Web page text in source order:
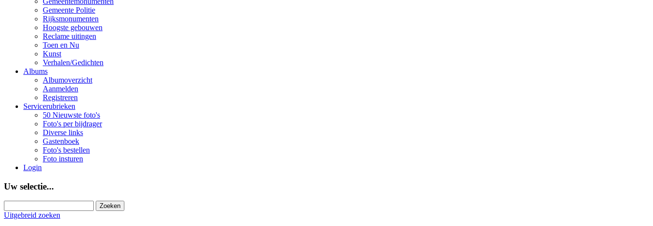
Gemeente Politie
Rijksmonumenten
Hoogste gebouwen
Reclame uitingen
Toen en Nu
Kunst
Verhalen/Gedichten
Albums
Albumoverzicht
Aanmelden
Registreren
Servicerubrieken
50 Nieuwste foto's
Foto's per bijdrager
Diverse links
Gastenboek
Foto's bestellen
Foto insturen
Login
Uw selectie...
Uitgebreid zoeken